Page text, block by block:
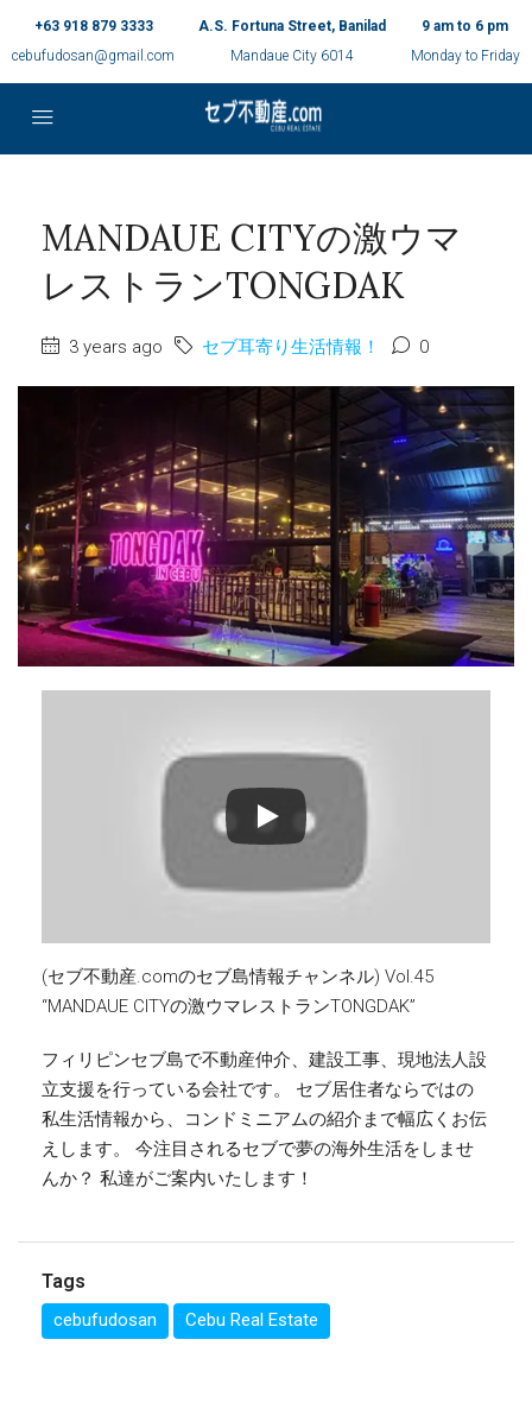
+63 918 879 3333
cebufudosan@gmail.com
A.S. Fortuna Street, Banilad
Mandaue City 6014
9 am to 6 pm
Monday to Friday
MANDAUE CITYの激ウマ
レストランTONGDAK
3 years ago セブ耳寄り生活情報！ 0
(セブ不動産.comのセブ島情報チャンネル) Vol.45
“MANDAUE CITYの激ウマレストランTONGDAK”
フィリピンセブ島で不動産仲介、建設工事、現地法人設
立支援を行っている会社です。 セブ居住者ならではの
私生活情報から、コンドミニアムの紹介まで幅広くお伝
えします。 今注目されるセブで夢の海外生活をしませ
んか？ 私達がご案内いたします！
Tags
cebufudosan Cebu Real Estate